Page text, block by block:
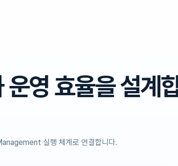
영 효율을 설계
실행 체계로 연결합니다.